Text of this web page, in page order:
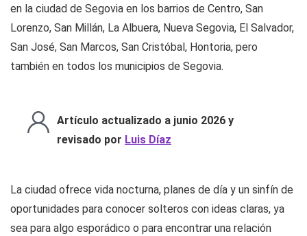
en la ciudad de Segovia en los barrios de Centro, San
Lorenzo, San Millán, La Albuera, Nueva Segovia, El Salvador,
San José, San Marcos, San Cristóbal, Hontoria, pero
también en todos los municipios de Segovia.
Artículo actualizado a junio 2026 y
revisado por Luis Díaz
La ciudad ofrece vida nocturna, planes de día y un sinfín de
oportunidades para conocer solteros con ideas claras, ya
sea para algo esporádico o para encontrar una relación